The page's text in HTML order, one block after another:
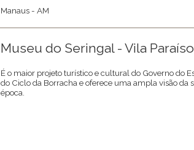
Manaus - AM
Museu do Seringal - Vila Paraíso
É o maior projeto turístico e cultural do Governo do
do Ciclo da Borracha e oferece uma ampla visão da
época.